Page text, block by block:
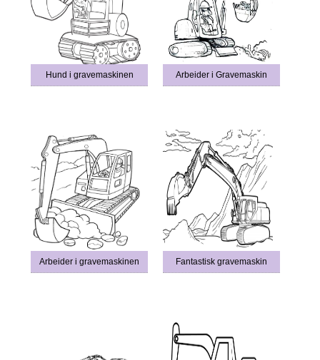
Hund i gravemaskinen Arbeider i Gravemaskin
Arbeider i gravemaskinen Fantastisk gravemaskin